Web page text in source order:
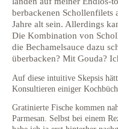
berbackenen Schollenfilets
Jahre alt sein. Allerdings
Die Kombination von
die Bechamelsauce dazu
überbacken? Mit Gouda?
Auf diese intuitive Skepsis
Konsultieren einiger
Gratinierte Fische kommen
Parmesan. Selbst bei einem